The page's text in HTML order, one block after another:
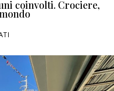
coinvolti. Crociere,